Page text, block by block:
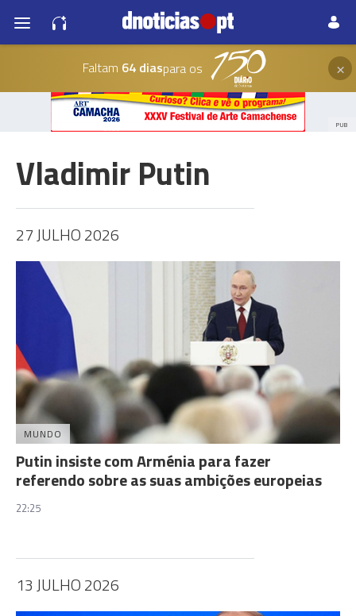
Faltam 64 diaspara os ×
PUB
Vladimir Putin
27 JULHO 2026
MUNDO
Putin insiste com Arménia para fazer
referendo sobre as suas ambições europeias
22:25
13 JULHO 2026